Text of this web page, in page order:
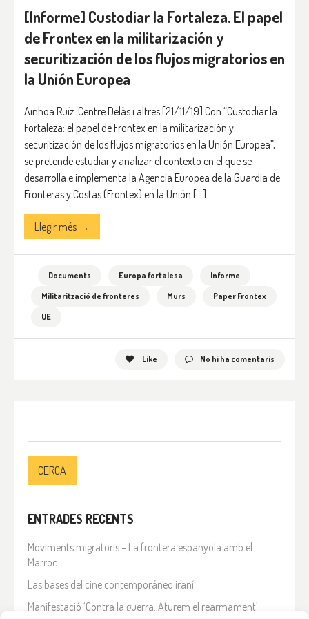
[Informe] Custodiar la Fortaleza. El papel
de Frontex en la militarización y
securitización de los flujos migratorios en
la Unión Europea
Ainhoa Ruíz. Centre Delàs i altres [21/11/19] Con “Custodiar la
Fortaleza: el papel de Frontex en la militarización y
securitización de los flujos migratorios en la Unión Europea”,
se pretende estudiar y analizar el contexto en el que se
desarrolla e implementa la Agencia Europea de la Guardia de
Fronteras y Costas (Frontex) en la Unión […]
Llegir més →
Documents Europa fortalesa
Informe
Militarització de fronteres
Murs
Paper Frontex
UE
Like No hi ha comentaris
ENTRADES RECENTS
Moviments migratoris – La frontera espanyola amb el
Marroc
Las bases del cine contemporáneo iraní
Manifestació ‘Contra la guerra. Aturem el rearmament’